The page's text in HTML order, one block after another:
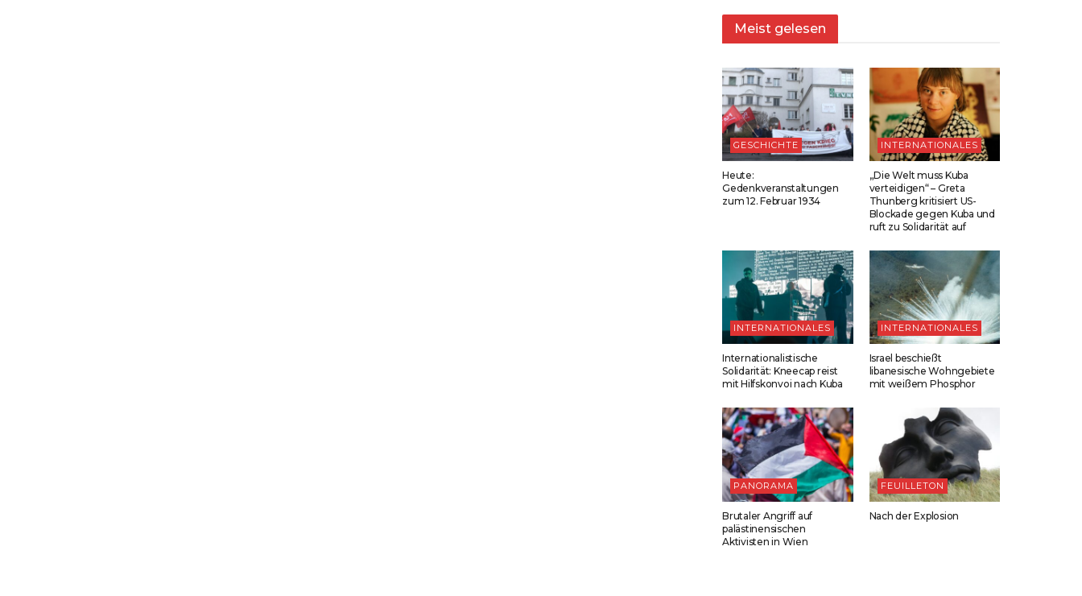
Meist gelesen
GESCHICHTE
Heute:
Gedenkveranstaltungen
zum 12. Februar 1934
INTERNATIONALES
„Die Welt muss Kuba
verteidigen“ – Greta
Thunberg kritisiert US-
Blockade gegen Kuba und
ruft zu Solidarität auf
INTERNATIONALES
Internationalistische
Solidarität: Kneecap reist
mit Hilfskonvoi nach Kuba
INTERNATIONALES
Israel beschießt
libanesische Wohngebiete
mit weißem Phosphor
PANORAMA
Brutaler Angriff auf
palästinensischen
Aktivisten in Wien
FEUILLETON
Nach der Explosion